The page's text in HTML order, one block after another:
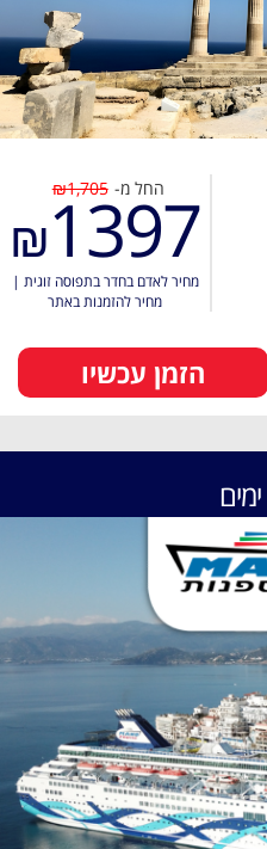
החל מ- ₪1,705
₪1397
מחיר לאדם בחדר בתפוסה זוגית |
מחיר להזמנות באתר
הזמן עכשיו
ימים